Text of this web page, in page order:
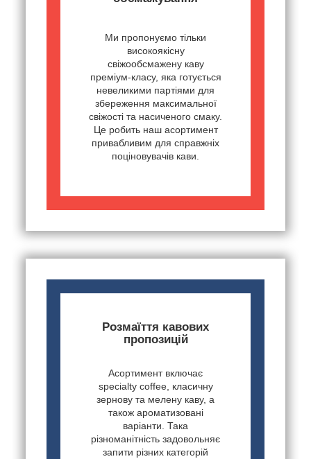
Ми пропонуємо тільки
високоякісну
свіжообсмажену каву
преміум-класу, яка готується
невеликими партіями для
збереження максимальної
свіжості та насиченого смаку.
Це робить наш асортимент
привабливим для справжніх
поціновувачів кави.
Розмаїття кавових
пропозицій
Асортимент включає
specialty coffee, класичну
зернову та мелену каву, а
також ароматизовані
варіанти. Така
різноманітність задовольняє
запити різних категорій